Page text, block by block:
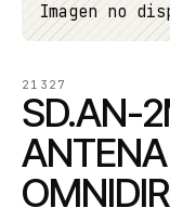
Imagen no
21327
SD.AN-
ANTENA